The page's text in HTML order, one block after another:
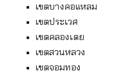
เขตบางคอแหลม
เขตประเวศ
เขตคลองเตย
เขตสวนหลวง
เขตจอมทอง